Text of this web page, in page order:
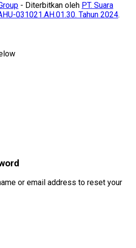
- Diterbitkan oleh PT. Suara
031021.AH.01.30. Tahun 2024.
or email address to reset your